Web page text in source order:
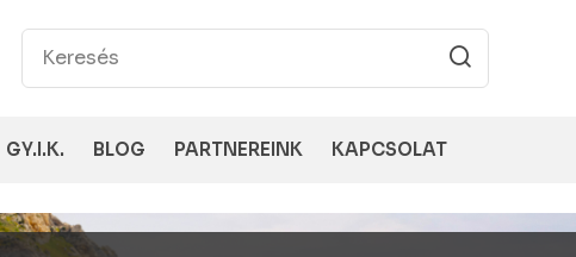
GY.I.K. BLOG PARTNEREINK KAPCSOLAT